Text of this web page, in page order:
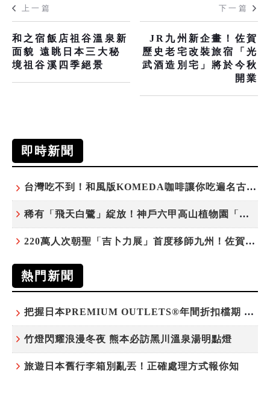
上一篇
和之宿飯店祖谷溫泉新
面貌 遠眺日本三大秘
境祖谷溪四季絕景
下一篇
JR九州新企畫！佐賀
歷史老宅改裝旅宿「光
武酒造別宅」將於今秋
開業
即時新聞
台灣吃不到！和風版KOMEDA咖啡讓你吃遍名古屋在地美食
稀有「飛天白鷺」綻放！神戶六甲高山植物園「鷺草」珍貴現身
220萬人次朝聖「吉卜力展」首度移師九州！佐賀站早鳥平日套票8/10搶先開賣
熱門新聞
把握日本PREMIUM OUTLETS®年間折扣檔期 越買越划算
竹燈閃耀浪漫冬夜 熊本必訪黑川溫泉湯明點燈
旅遊日本舊行李箱別亂丟！正確處理方式報你知